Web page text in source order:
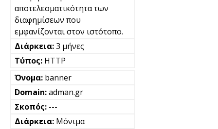
αποτελεσματικότητα των
διαφημίσεων που
εμφανίζονται στον ιστότοπο.
3 μήνες
HTTP
banner
adman.gr
---
Μόνιμα